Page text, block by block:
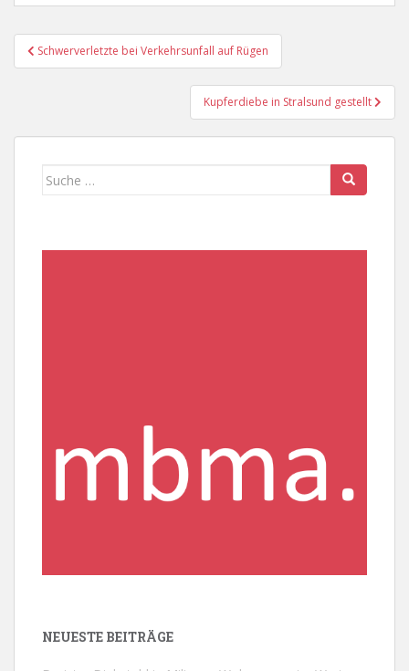
Beitragsnavigation
Schwerverletzte bei Verkehrsunfall auf Rügen
Kupferdiebe in Stralsund gestellt
Suche
NEUESTE BEITRÄGE